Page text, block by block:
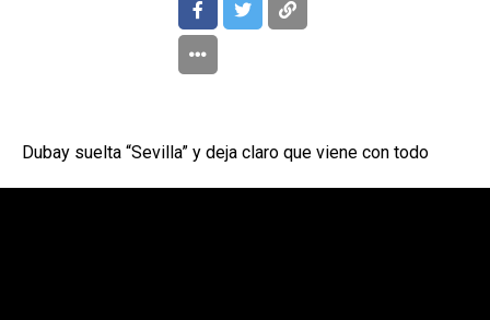
Dubay suelta “Sevilla” y deja claro que viene con todo